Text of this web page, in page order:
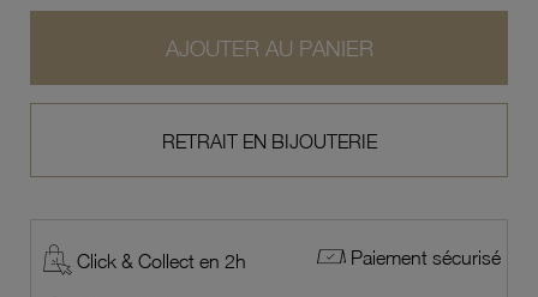
AJOUTER AU PANIER
RETRAIT EN BIJOUTERIE
Click & Collect en 2h Paiement sécurisé